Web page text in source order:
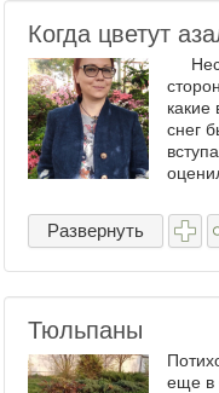
Когда цветут
какие
снег
Развернуть
Тюльпаны
еще в